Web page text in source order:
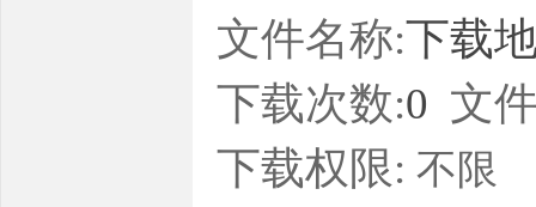
文件名称:下载
下载次数:0 文
下载权限: 不限